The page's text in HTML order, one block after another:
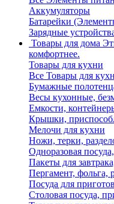
Аккумуляторы
Батарейки
Зарядные
Товары для дома
комфортнее.
Товары для кухни
Все Товары для
Бумажные
Весы кухонные,
Емкости,
Крышки,
Мелочи для кухни
Ножи, терки,
Одноразовая
Пакеты для
Пергамент, фольга,
Посуда для
Столовая посуда,